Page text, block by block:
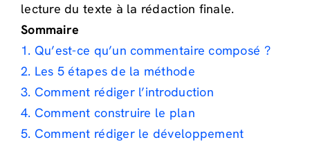
lecture du texte à la rédaction finale.
Sommaire
1. Qu’est-ce qu’un commentaire composé ?
2. Les 5 étapes de la méthode
3. Comment rédiger l’introduction
4. Comment construire le plan
5. Comment rédiger le développement